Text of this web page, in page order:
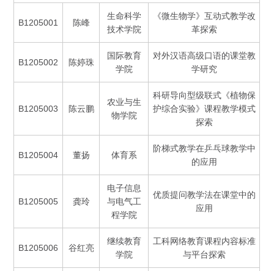
B1205001 陈峰
生命科学
技术学院
《微生物学》互动式教学改
革探索
B1205002 陈婷珠
国际教育
学院
对外汉语高级口语的课堂教
学研究
B1205003 陈云鹏
农业与生
物学院
科研导向型级联式《植物保
护综合实验》课程教学模式
探索
B1205004 董扬 体育系
阶梯式教学在乒乓球教学中
的应用
B1205005 龚玲
电子信息
与电气工
程学院
优质提问教学法在课堂中的
应用
B1205006 谷红亮
继续教育
学院
工科网络教育课程内容标准
与平台探索